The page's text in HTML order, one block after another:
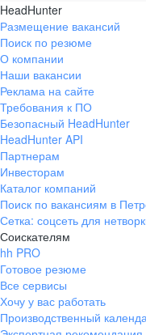
HeadHunter
Размещение вакансий
Поиск по резюме
О компании
Наши вакансии
Реклама на сайте
Требования к ПО
Безопасный HeadHunter
HeadHunter API
Партнерам
Инвесторам
Каталог компаний
Поиск по вакансиям в
Сетка: соцсеть для
Соискателям
hh PRO
Готовое резюме
Все сервисы
Хочу у вас работать
Производственный